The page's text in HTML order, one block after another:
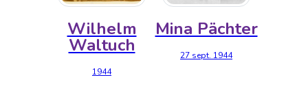
Wilhelm
Waltuch
1944
Mina Pächter
27 sept. 1944